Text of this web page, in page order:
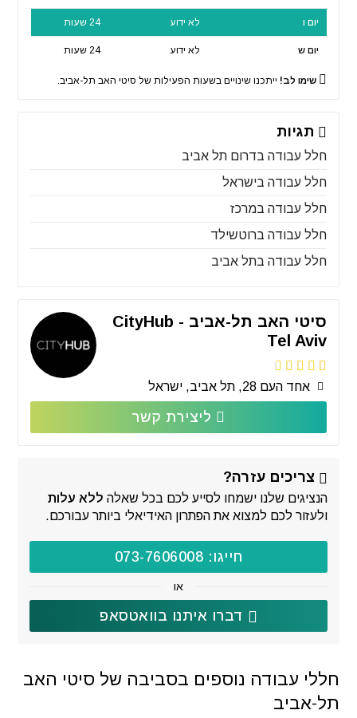
יום ו לא ידוע 24 שעות
יום ש לא ידוע 24 שעות
שימו לב! ייתכנו שינויים בשעות הפעילות של סיטי האב תל-אביב.
תגיות
חלל עבודה בדרום תל אביב
חלל עבודה בישראל
חלל עבודה במרכז
חלל עבודה ברוטשילד
חלל עבודה בתל אביב
סיטי האב תל-אביב - CityHub
Tel Aviv
אחד העם 28, תל אביב, ישראל
ליצירת קשר
צריכים עזרה?
הנציגים שלנו ישמחו לסייע לכם בכל שאלה ללא עלות
ולעזור לכם למצוא את הפתרון האידיאלי ביותר עבורכם.
חייגו: 073-7606008
או
דברו איתנו בוואטסאפ
חללי עבודה נוספים בסביבה של סיטי האב
תל-אביב